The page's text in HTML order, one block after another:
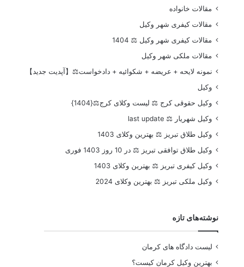
مقالات خانواده
مقالات کیفری شهر وکیل
مقالات کیفری شهر وکیل ⚖️ 1404
مقالات ملکی شهر وکیل
نمونه لایحه + عریضه + شکوائیه + دادخواست⚖️【آپدیت جدید】
وکیل
وکیل حقوقی کرج ⚖️ لیست وکلای کرج⚖️{1404}
وکیل شهریار ⚖️ last update
وکیل طلاق تبریز ⚖️ بهترین وکلای 1403
وکیل طلاق توافقی تبریز ⚖️ در 10 روز 1403 فوری
وکیل کیفری تبریز ⚖️ بهترین وکلای 1403
وکیل ملکی تبریز ⚖️ بهترین وکلای 2024
نوشته‌های تازه
لیست دادگاه های کرمان
بهترین وکیل کرمان کیست؟